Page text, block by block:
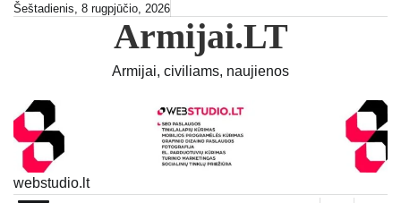
SkipŠeštadienis, 8 rugpjūčio, 2026
Armijai.LT
Armijai, civiliams, naujienos
webstudio.lt